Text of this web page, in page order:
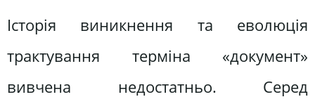
Історія виникнення та еволюція
трактування терміна «документ»
вивчена недостатньо. Серед